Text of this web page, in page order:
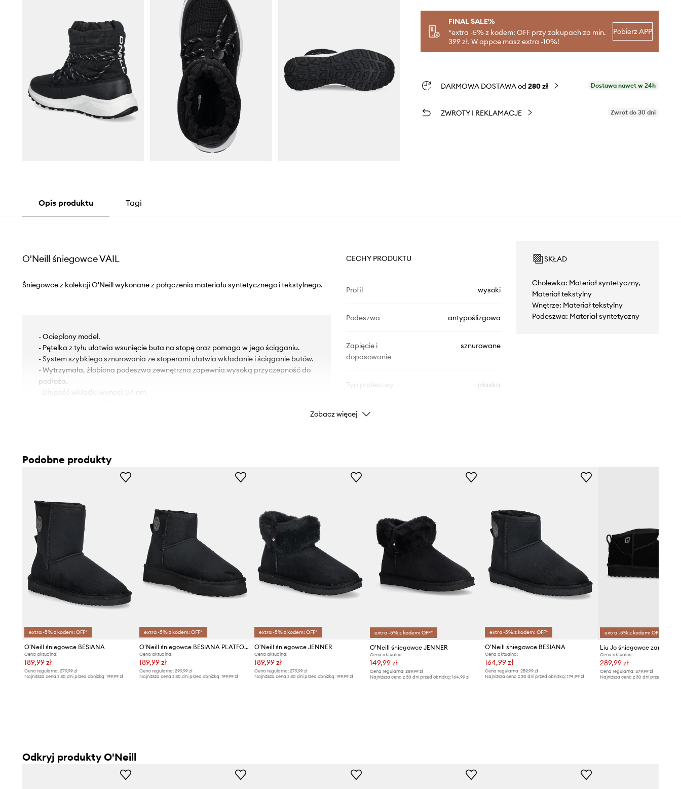
FINAL SALE%
*extra -5% z kodem: OFF przy zakupach za min.
399 zł. W appce masz extra -10%!
Pobierz APP
DARMOWA DOSTAWA od 280 zł Dostawa nawet w 24h
ZWROTY I REKLAMACJE Zwrot do 30 dni
Opis produktu Tagi
O'Neill śniegowce VAIL
Śniegowce z kolekcji O'Neill wykonane z połączenia materiału syntetycznego i tekstylnego.
- Ocieplony model.
- Pętelka z tyłu ułatwia wsunięcie buta na stopę oraz pomaga w jego ściąganiu.
- System szybkiego sznurowania ze stoperami ułatwia wkładanie i ściąganie butów.
- Wytrzymała, żłobiona podeszwa zewnętrzna zapewnia wysoką przyczepność do
podłoża.
- Długość wkładki wynosi: 24 cm.
CECHY PRODUKTU
Profil wysoki
Podeszwa antypoślizgowa
Zapięcie i
dopasowanie
sznurowane
Typ podeszwy płaska
Kolor
O'Neill
ID Produktu
SKŁAD
Cholewka: Materiał syntetyczny,
Materiał tekstylny
Wnętrze: Materiał tekstylny
Podeszwa: Materiał syntetyczny
Zobacz więcej
Podobne produkty
extra -5% z kodem: OFF*
O'Neill śniegowce BESIANA
Cena aktualna:
189,99 zł
Cena regularna: 279,99 zł
Najniższa cena z 30 dni przed obniżką: 199,99 zł
extra -5% z kodem: OFF*
O'Neill śniegowce BESIANA PLATFORM
Cena aktualna:
189,99 zł
Cena regularna:299,99 zł
Najniższa cena z 30 dni przed obniżką:199,99 zł
extra -5% z kodem: OFF*
O'Neill śniegowce JENNER
Cena aktualna:
189,99 zł
Cena regularna: 279,99 zł
Najniższa cena z 30 dni przed obniżką: 199,99 zł
extra -5% z kodem: OFF*
O'Neill śniegowce JENNER
Cena aktualna:
149,99 zł
Cena regularna: 289,99 zł
Najniższa cena z 30 dni przed obniżką: 164,99 zł
extra -5% z kodem: OFF*
O'Neill śniegowce BESIANA
Cena aktualna:
164,99 zł
Cena regularna:259,99 zł
Najniższa cena z 30 dni przed obniżką:174,99 zł
extra -5% z kodem: OFF*
Liu Jo śniegowce zamszowe
Cena aktualna:
289,99 zł
Cena regularna: 579,99 zł
Najniższa cena z 30 dni przed obniżką:
Odkryj produkty O'Neill